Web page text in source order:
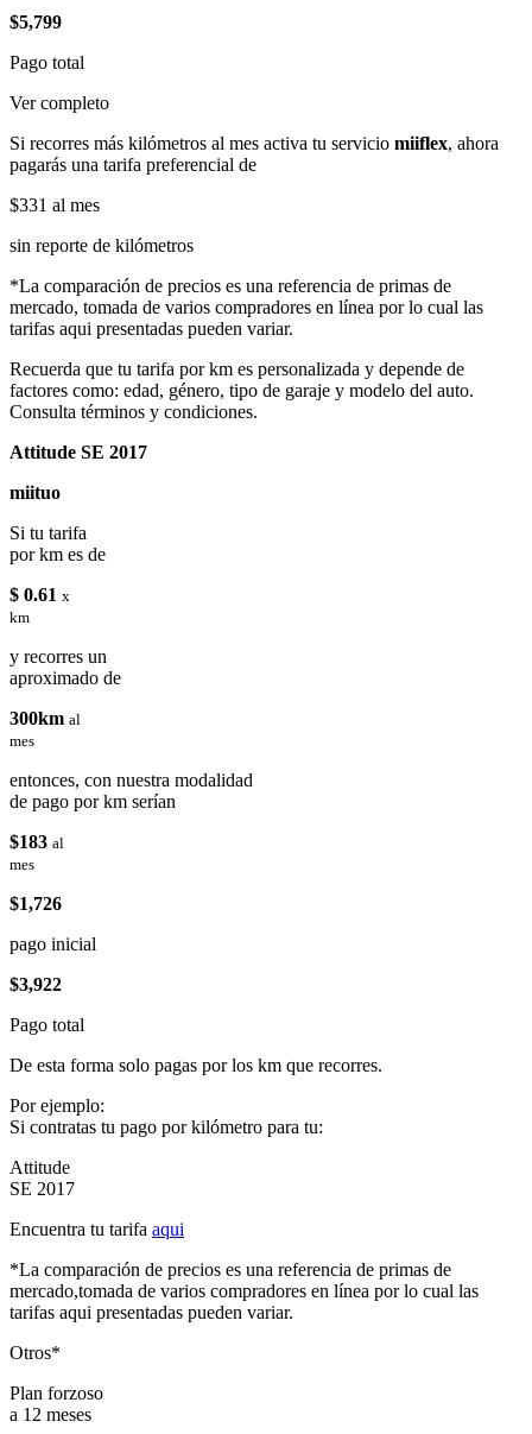
$5,799
Pago total
Ver completo
Si recorres más kilómetros al mes activa tu servicio miiflex, ahora
pagarás una tarifa preferencial de
$331 al mes
sin reporte de kilómetros
*La comparación de precios es una referencia de primas de
mercado, tomada de varios compradores en línea por lo cual las
tarifas aqui presentadas pueden variar.
Recuerda que tu tarifa por km es personalizada y depende de
factores como: edad, género, tipo de garaje y modelo del auto.
Consulta términos y condiciones.
Attitude SE 2017
miituo
Si tu tarifa
por km es de
$ 0.61 x
km
y recorres un
aproximado de
300km al
mes
entonces, con nuestra modalidad
de pago por km serían
$183 al
mes
$1,726
pago inicial
$3,922
Pago total
De esta forma solo pagas por los km que recorres.
Por ejemplo:
Si contratas tu pago por kilómetro para tu:
Attitude
SE 2017
Encuentra tu tarifa aqui
*La comparación de precios es una referencia de primas de
mercado,tomada de varios compradores en línea por lo cual las
tarifas aqui presentadas pueden variar.
Otros*
Plan forzoso
a 12 meses